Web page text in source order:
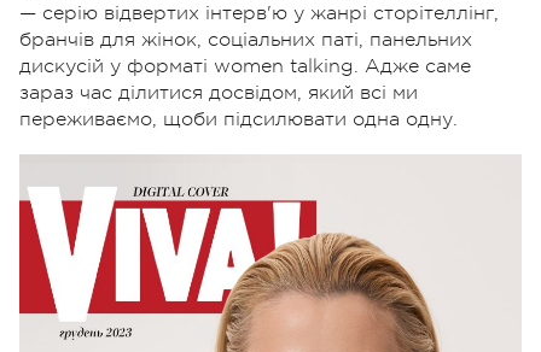
— серію відвертих інтерв'ю у жанрі сторітеллінг,
бранчів для жінок, соціальних паті, панельних
дискусій у форматі women talking. Адже саме
зараз час ділитися досвідом, який всі ми
переживаємо, щоби підсилювати одна одну.